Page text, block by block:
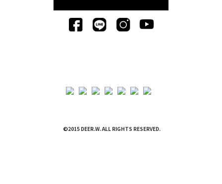
©2015 DEER.W. ALL RIGHTS RESERVED.